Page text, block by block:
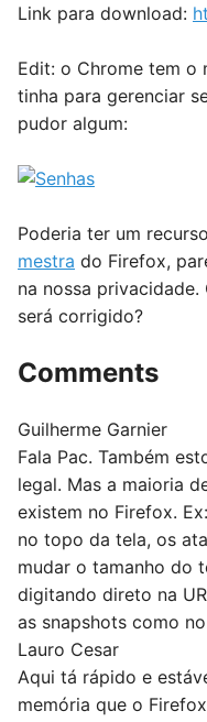
Link para download:
Edit: o Chrome tem o
tinha para gerenciar
pudor algum:
Poderia ter um
mestra do Firefox,
na nossa
será corrigido?
Comments
Guilherme Garnier
Fala Pac. Também
legal. Mas a maioria
existem no Firefox.
no topo da tela, os
mudar o tamanho do
digitando direto na
as snapshots como
Lauro Cesar
Aqui tá rápido e
memória que o